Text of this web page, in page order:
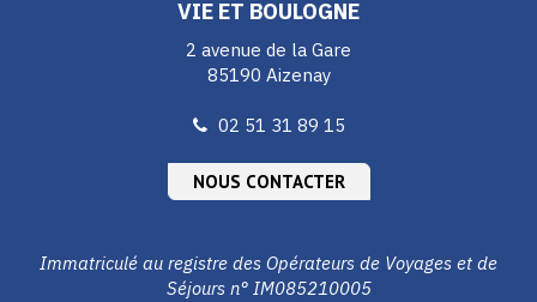
VIE ET BOULOGNE
2 avenue de la Gare
85190 Aizenay
02 51 31 89 15
NOUS CONTACTER
Immatriculé au registre des Opérateurs de Voyages et de
Séjours n° IM085210005